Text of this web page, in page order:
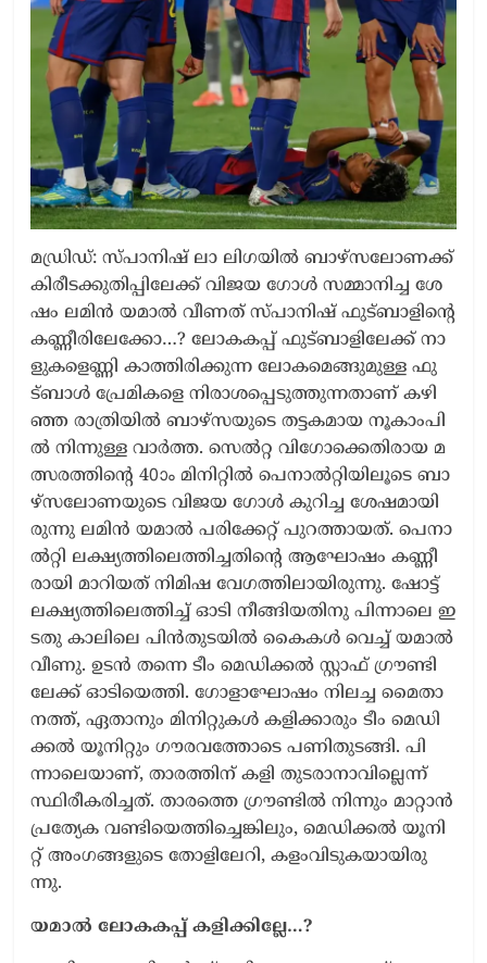
മ​ഡ്രി​ഡ്: സ്പാ​നി​ഷ് ലാ ​ലി​ഗ​യി​ൽ ബാ​ഴ്സ​ലോ​ണ​ക്ക്
കി​രീ​ട​ക്കു​തി​പ്പി​ലേ​ക്ക് വി​ജ​യ ഗോ​ൾ സ​മ്മാ​നി​ച്ച ശേ​
ഷം ല​മി​ൻ യ​മാ​ൽ വീ​ണ​ത് സ്പാ​നി​ഷ് ഫു​ട്ബാ​ളി​ന്റെ
ക​ണ്ണീ​രി​ലേ​ക്കോ…​? ​ലോ​ക​ക​പ്പ് ഫു​ട്ബാ​ളി​ലേ​ക്ക് നാ​
ളു​ക​ളെ​ണ്ണി കാ​ത്തി​രി​ക്കു​ന്ന ലോ​ക​മെ​ങ്ങു​മു​ള്ള ഫു​
ട്ബാ​ൾ പ്രേ​മി​ക​ളെ നി​രാ​ശ​പ്പെ​ടു​ത്തു​ന്ന​താ​ണ് ക​ഴി​
ഞ്ഞ രാ​ത്രി​യി​ൽ ബാ​ഴ്സ​യു​ടെ ത​ട്ട​ക​മാ​യ നൂ​കാം​പി​
ൽ നി​ന്നു​ള്ള വാ​ർ​ത്ത. സെ​ൽ​റ്റ വി​ഗോ​ക്കെ​തി​രാ​യ മ​
ത്സ​ര​ത്തി​ന്റെ 40ാം മി​നി​റ്റി​ൽ പെ​നാ​ൽ​റ്റി​യി​ലൂ​ടെ ബാ​
ഴ്സ​ലോ​ണ​യു​ടെ വി​ജ​യ ഗോ​ൾ കു​റി​ച്ച ശേ​ഷ​മാ​യി​
രു​ന്നു ല​മി​ൻ യ​മാ​ൽ പ​രി​ക്കേ​റ്റ് പു​റ​ത്താ​യ​ത്. ​പെ​നാ​
ൽ​റ്റി ല​ക്ഷ്യ​ത്തി​ലെ​ത്തി​ച്ച​തി​ന്റെ ആ​ഘോ​ഷം ക​ണ്ണീ​
രാ​യി മാ​റി​യ​ത് നി​മി​ഷ വേ​ഗ​ത്തി​ലാ​യി​രു​ന്നു. ഷോ​ട്ട്
ല​ക്ഷ്യ​ത്തി​ലെ​ത്തി​ച്ച് ഓ​ടി നീ​ങ്ങി​യ​തി​നു പി​ന്നാ​ലെ ഇ​
ട​തു കാ​ലി​ലെ പി​ൻ​തു​ട​യി​ൽ കൈ​ക​​ൾ വെ​ച്ച് യ​മാ​ൽ
വീ​ണു. ഉ​ട​ൻ ത​ന്നെ ടീം ​മെ​ഡി​ക്ക​ൽ സ്റ്റാ​ഫ് ഗ്രൗ​ണ്ടി​
ലേ​ക്ക് ഓ​ടി​യെ​ത്തി. ഗോ​ളാ​ഘോ​ഷം നി​ല​ച്ച മൈ​താ​
ന​ത്ത്, ഏ​താ​നും മി​നി​റ്റു​ക​ൾ ക​ളി​ക്കാ​രും ടീം ​മെ​ഡി​
ക്ക​ൽ യൂ​നി​റ്റും ഗൗ​ര​വ​ത്തോ​ടെ പ​ണി​തു​ട​ങ്ങി. പി​
ന്നാ​ലെ​യാ​ണ്, താ​ര​ത്തി​ന് ക​ളി തു​ട​രാ​നാ​വി​ല്ലെ​ന്ന്
സ്ഥി​രീ​ക​രി​ച്ച​ത്. താ​ര​ത്തെ ഗ്രൗ​ണ്ടി​ൽ നി​ന്നും മാ​റ്റാ​ൻ
പ്ര​ത്യേ​ക വ​ണ്ടി​യെ​ത്തി​ച്ചെ​ങ്കി​ലും, മെ​ഡി​ക്ക​ൽ യൂ​നി​
റ്റ് അം​ഗ​ങ്ങ​ളു​ടെ തോ​ളി​ലേ​റി, ക​ളം​വി​ടു​ക​യാ​യി​രു​
ന്നു.
​യ​മാ​ൽ ലോ​ക​ക​പ്പ് ക​ളി​ക്കി​ല്ലേ…?